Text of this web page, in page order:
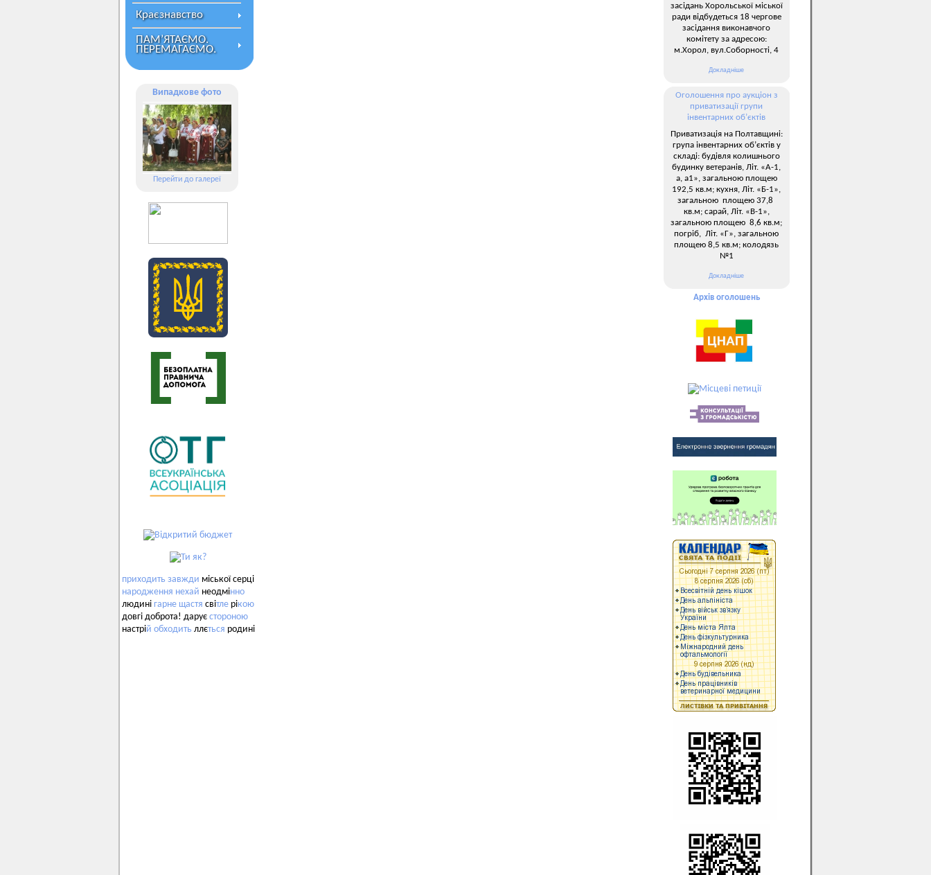
Краєзнавство
ПАМ’ЯТАЄМО.
ПЕРЕМАГАЄМО.
Випадкове фото
Перейти до галереї
приходить завжди міської серці
народження нехай неодмінно
людині гарне щастя світле рікою
довгі доброта! дарує стороною
настрій обходить ллється родині
засідань Хорольської міської
ради відбудеться 18 чергове
засідання виконавчого
комітету за адресою:
м.Хорол, вул.Соборності, 4
Докладніше
Оголошення про аукціон з
приватизації групи
інвентарних об’єктів
Приватизація на Полтавщині:
група інвентарних об’єктів у
складі: будівля колишнього
будинку ветеранів, Літ. «А-1,
а, а1», загальною площею
192,5 кв.м; кухня, Літ. «Б-1»,
загальною площею 37,8
кв.м; сарай, Літ. «В-1»,
загальною площею 8,6 кв.м;
погріб, Літ. «Г», загальною
площею 8,5 кв.м; колодязь
№1
Докладніше
Архів оголошень